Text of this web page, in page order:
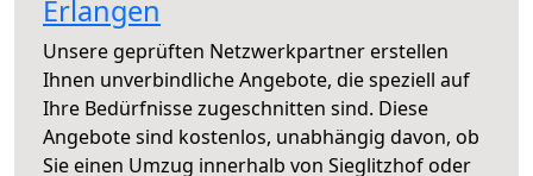
Erlangen
Unsere geprüften Netzwerkpartner erstellen
Ihnen unverbindliche Angebote, die speziell auf
Ihre Bedürfnisse zugeschnitten sind. Diese
Angebote sind kostenlos, unabhängig davon, ob
Sie einen Umzug innerhalb von Sieglitzhof oder